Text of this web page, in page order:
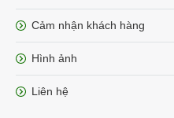
Cảm nhận khách hàng
Hình ảnh
Liên hệ